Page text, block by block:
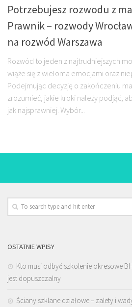
Potrzebujesz rozwodu z
Prawnik – rozwody
na rozwód Warszawa
Rozwód to jeden z najtrudniejszych
wiąże się z wieloma emocjami oraz
Podejmując decyzję o zakończeniu
zrozumieć, jakie kroki należy podjąć,
jak najsprawniej. Wybór...
OSTATNIE WPISY
Kto musi odbyć szkolenie okresowe
jest dopuszczalny
Ściany szklane działowe – zalety i